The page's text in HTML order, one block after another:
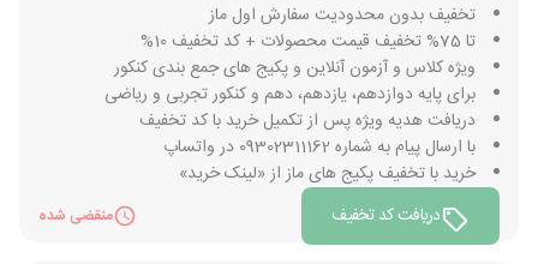
تخفیف بدون محدودیت سفارش اول ماز
تا 75% تخفیف قیمت محصولات + کد تخفیف 10%
ویژه کلاس و آزمون آنلاین و پکیج های جمع بندی کنکور
برای پایه دوازدهم، یازدهم، دهم و کنکور تجربی و ریاضی
دریافت هدیه ویژه پس از تکمیل خرید با کد تخفیف
با ارسال پیام به شماره 09302311162 در واتساپ
خرید با تخفیف پکیج های ماز از «لینک خرید»
دریافت کد تخفیف
منقضی شده